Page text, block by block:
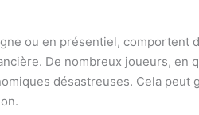
ou en présentiel,
De nombreux joueurs, en
désastreuses. Cela